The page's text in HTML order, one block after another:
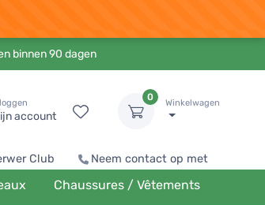
binnen 90 dagen
account
0
Winkelwagen
Club Neem contact op met
Chaussures / Vêtements